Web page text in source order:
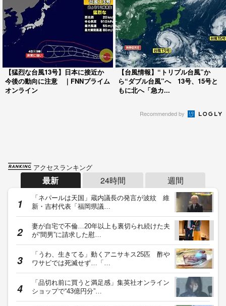
【猛烈な台風13号】日本に接近か
今後の動向に注意 ｜FNNプライム
オンライン
【台風情報】“トリプル台風”か
ら“ダブル台風”へ 13号、15号と
もに北へ「急カ...
Recommended by
アクセスランキング
最新 24時間 週間
「ネパールは天国」蔵内議長の発言が波紋 維
新・吉村代表「福岡県議…
妻が自宅で不倫…20年以上も裏切られ続けた夫
が“間男”に請求した慰…
「うわ、生きてる」動くアニサキス25匹 酢や
ワサビでは死滅せず…「…
「品切れ前に買うと満足感」集英社オンライン
ショップで“43億円分”…